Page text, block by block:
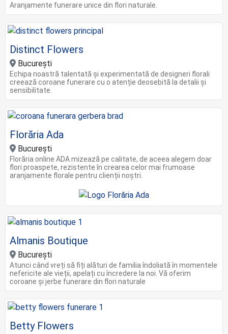
Aranjamente funerare unice din flori naturale.
Distinct Flowers
București
Echipa noastră talentată și experimentată de designeri florali
creează coroane funerare cu o atenție deosebită la detalii și
sensibilitate.
Florăria Ada
Bucureşti
Florăria online ADA mizează pe calitate, de aceea alegem doar
flori proaspete, rezistente în crearea celor mai frumoase
aranjamente florale pentru clienții noștri.
Almanis Boutique
București
Atunci când vreți să fiți alături de familia îndoliată în momentele
nefericite ale vieții, apelați cu încredere la noi. Vă oferim
coroane și jerbe funerare din flori naturale
Betty Flowers